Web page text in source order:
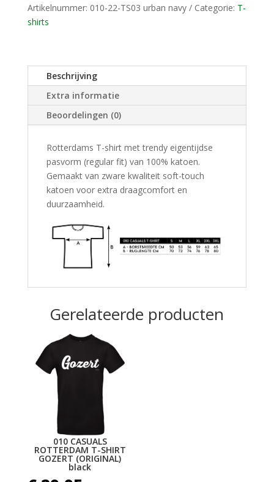
DE
KUIP
navy
aantal
Artikelnummer: 010-22-TS03 urban navy Categorie: T-
shirts
Beschrijving
Extra informatie
Beoordelingen (0)
Rotterdams T-shirt met trendy eigentijdse
pasvorm (regular fit) van 100% katoen.
Gemaakt van zware kwaliteit soft-touch
katoen voor extra draagcomfort en
duurzaamheid.
Gerelateerde producten
010 CASUALS
ROTTERDAM T-SHIRT
GOZERT (ORIGINAL)
black